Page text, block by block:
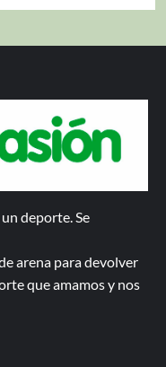
deporte. Se
arena para devolver
que amamos y nos